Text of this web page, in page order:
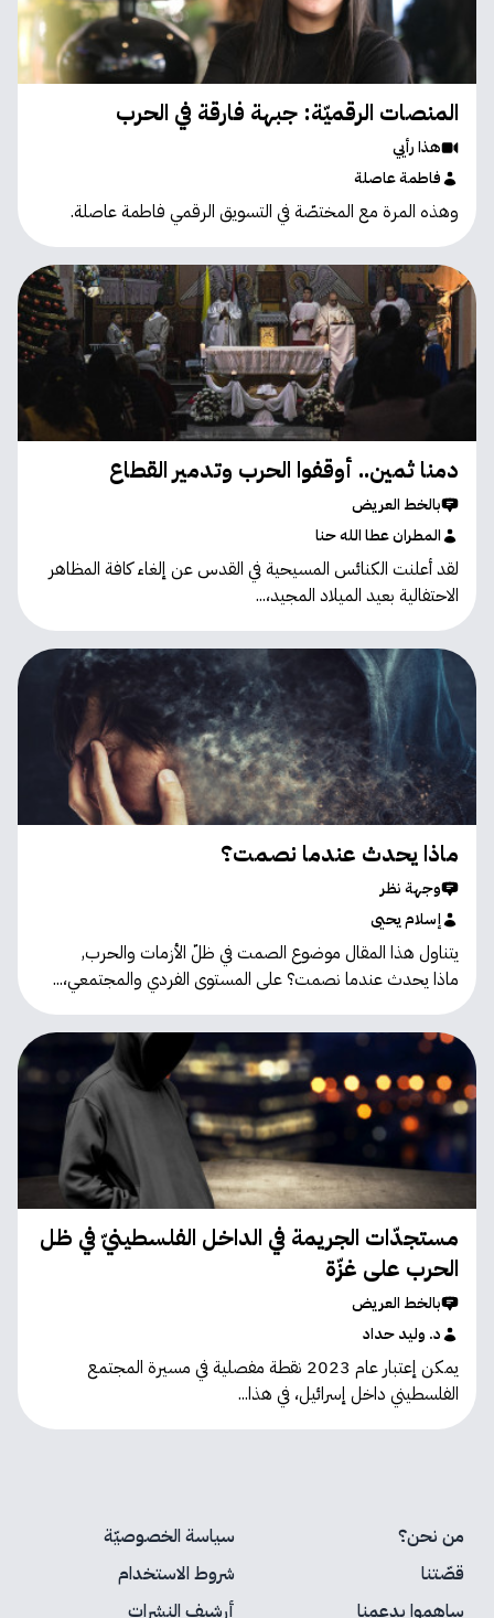
المنصات الرقميّة: جبهة فارقة في الحرب
هذا رأيي
فاطمة عاصلة
وهذه المرة مع المختصّة في التسويق الرقمي فاطمة عاصلة.
دمنا ثمين.. أوقفوا الحرب وتدمير القطاع
بالخط العريض
المطران عطا الله حنا
لقد أعلنت الكنائس المسيحية في القدس عن إلغاء كافة المظاهر
الاحتفالية بعيد الميلاد المجيد،...
ماذا يحدث عندما نصمت؟
وجهة نظر
إسلام يحيى
يتناول هذا المقال موضوع الصمت في ظلّ الأزمات والحرب,
ماذا يحدث عندما نصمت؟ على المستوى الفردي والمجتمعي،...
مستجدّات الجريمة في الداخل الفلسطينيّ في ظل
الحرب على غزّة
بالخط العريض
د. وليد حداد
يمكن إعتبار عام 2023 نقطة مفصلية في مسيرة المجتمع
الفلسطيني داخل إسرائيل، في هذا...
من نحن؟
سياسة الخصوصيّة
قصّتنا
شروط الاستخدام
ساهموا بدعمنا
أرشيف النشرات